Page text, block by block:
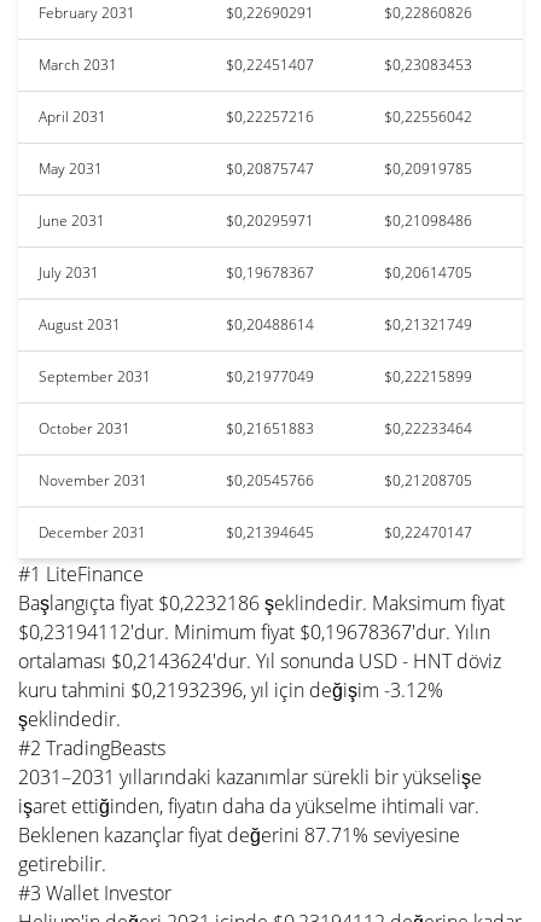
February 2031 $0,22690291 $0,22860826
March 2031 $0,22451407 $0,23083453
April 2031 $0,22257216 $0,22556042
May 2031 $0,20875747 $0,20919785
June 2031 $0,20295971 $0,21098486
July 2031 $0,19678367 $0,20614705
August 2031 $0,20488614 $0,21321749
September 2031 $0,21977049 $0,22215899
October 2031 $0,21651883 $0,22233464
November 2031 $0,20545766 $0,21208705
December 2031 $0,21394645 $0,22470147
#1 LiteFinance
Başlangıçta fiyat $0,2232186 şeklindedir. Maksimum fiyat
$0,23194112'dur. Minimum fiyat $0,19678367'dur. Yılın
ortalaması $0,2143624'dur. Yıl sonunda USD - HNT döviz
kuru tahmini $0,21932396, yıl için değişim -3.12%
şeklindedir.
#2 TradingBeasts
2031–2031 yıllarındaki kazanımlar sürekli bir yükselişe
işaret ettiğinden, fiyatın daha da yükselme ihtimali var.
Beklenen kazançlar fiyat değerini 87.71% seviyesine
getirebilir.
#3 Wallet Investor